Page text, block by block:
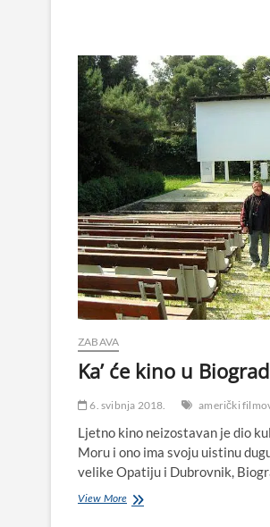
duša
grada
koje
više
nema
ZABAVA
Ka’ će kino u
6. svibnja 2018. američki
Ljetno kino neizostavan je dio
Moru i ono ima svoju uistinu
velike Opatiju i Dubrovnik,
View MoreKa’